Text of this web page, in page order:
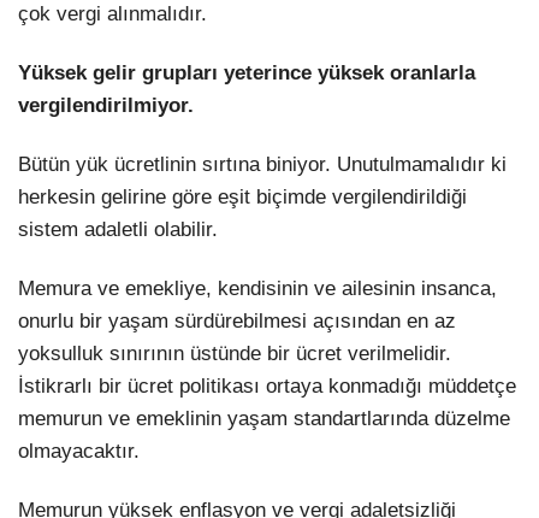
çok vergi alınmalıdır.
Yüksek gelir grupları yeterince yüksek oranlarla
vergilendirilmiyor.
Bütün yük ücretlinin sırtına biniyor. Unutulmamalıdır ki
herkesin gelirine göre eşit biçimde vergilendirildiği
sistem adaletli olabilir.
Memura ve emekliye, kendisinin ve ailesinin insanca,
onurlu bir yaşam sürdürebilmesi açısından en az
yoksulluk sınırının üstünde bir ücret verilmelidir.
İstikrarlı bir ücret politikası ortaya konmadığı müddetçe
memurun ve emeklinin yaşam standartlarında düzelme
olmayacaktır.
Memurun yüksek enflasyon ve vergi adaletsizliği